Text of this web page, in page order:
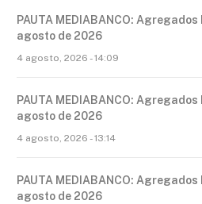
PAUTA MEDIABANCO: Agregados
agosto de 2026
4 agosto, 2026 - 14:09
PAUTA MEDIABANCO: Agregados
agosto de 2026
4 agosto, 2026 - 13:14
PAUTA MEDIABANCO: Agregados
agosto de 2026